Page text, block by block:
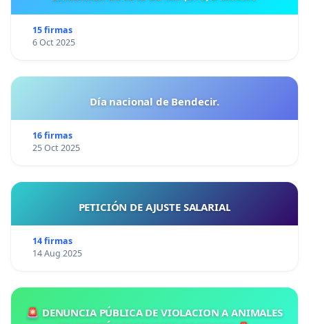
15 firmas
6 Oct 2025
Día nacional de Bendecir.
16 firmas
25 Oct 2025
PETICIÓN DE AJUSTE SALARIAL
14 firmas
14 Aug 2025
🚨 DENUNCIA PÚBLICA DE VIOLACION A ANIMALES